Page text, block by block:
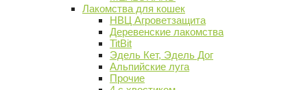
Лакомства для кошек
НВЦ Агроветзащита
Деревенские лакомства
TitBit
Эдель Кет, Эдель Дог
Альпийские луга
Прочие